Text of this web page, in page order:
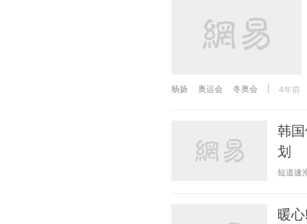
杨扬 奥运会 冬奥会 4年前
韩
划
短道速
暖